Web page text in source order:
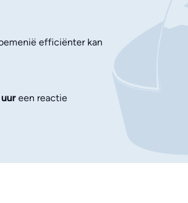
efficiënter kan
uur een reactie